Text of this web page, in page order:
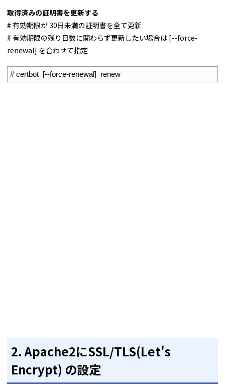
取得済みの証明書を更新する
# 有効期限が 30日未満の証明書を全て更新
# 有効期限の残り日数に関わらず更新したい場合は [--force-
renewal] を合わせて指定
# certbot  [--force-renewal]  renew
2. Apache2にSSL/TLS(Let's
Encrypt) の設定